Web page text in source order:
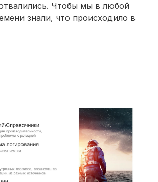
Чтобы мы в любой
знали, что происходило в